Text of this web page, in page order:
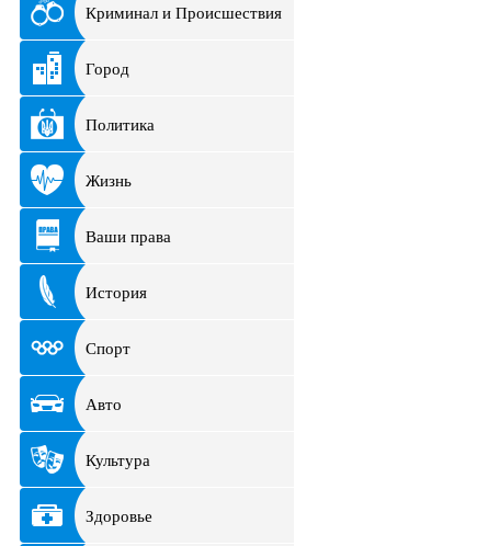
Криминал и Происшествия
Город
Политика
Жизнь
Ваши права
История
Спорт
Авто
Культура
Здоровье